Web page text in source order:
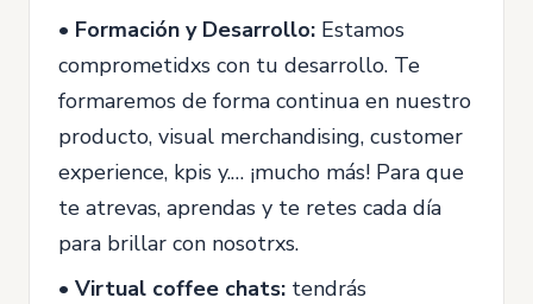
• Formación y Desarrollo: Estamos
comprometidxs con tu desarrollo. Te
formaremos de forma continua en nuestro
producto, visual merchandising, customer
experience, kpis y.… ¡mucho más! Para que
te atrevas, aprendas y te retes cada día
para brillar con nosotrxs.
• Virtual coffee chats: tendrás